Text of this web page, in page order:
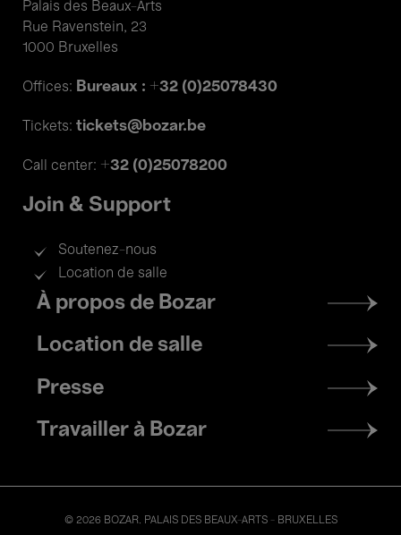
Palais des Beaux-Arts
Rue Ravenstein, 23
1000 Bruxelles
Offices: Bureaux : +32 (0)25078430
Tickets: tickets@bozar.be
Call center: +32 (0)25078200
Join & Support
Soutenez-nous
Location de salle
Footer
menu
À propos de Bozar
Location de salle
Presse
Travailler à Bozar
© 2026 BOZAR. PALAIS DES BEAUX-ARTS - BRUXELLES